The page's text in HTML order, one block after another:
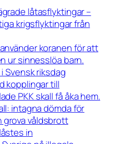
låtasflyktingar –
krigsflyktingar från
koranen för att
ur sinnesslöa barn.
Svensk riksdag
kopplingar till
PKK skall få åka hem.
intagna dömda för
grova våldsbrott
in